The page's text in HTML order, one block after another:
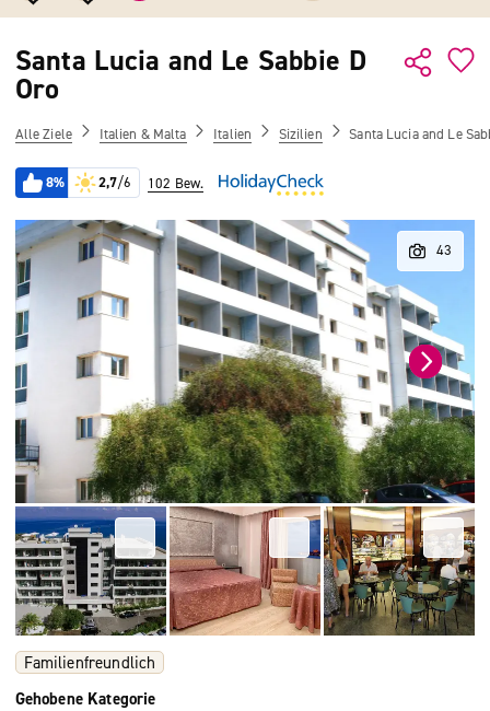
Santa Lucia and Le Sabbie D
Oro
Alle Ziele Italien & Malta Italien Sizilien Santa Lucia and Le
8% 2,7/6 102 Bew.
Familienfreundlich
Gehobene Kategorie